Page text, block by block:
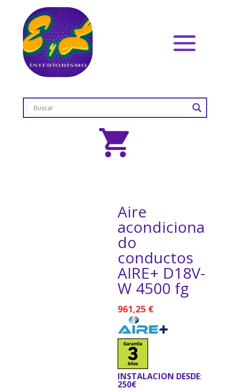
Aire
acondiciona
do
conductos
AIRE+ D18V-
W 4500 fg
961,25 €
INSTALACION DESDE:
250€